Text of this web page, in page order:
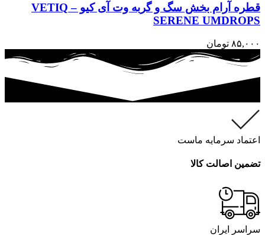
قطره آرام بخش سگ و گربه وت آی کیو – VETIQ
SERENE UMDROPS
۸۵,۰۰۰ تومان
اعتماد سرمایه ماست
تضمین اصالت کالا
سراسر ایران